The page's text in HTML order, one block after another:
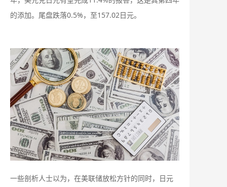
的添加。尾盘跌落0.5%，至157.02日元。
一些剖析人士以为，在美联储放松方针的同时，日元